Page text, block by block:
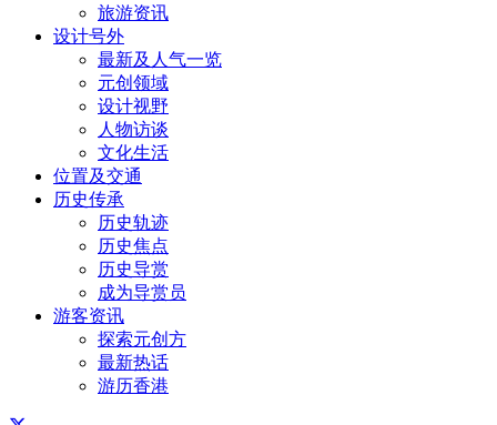
旅游资讯
设计号外
最新及人气一览
元创领域
设计视野
人物访谈
文化生活
位置及交通
历史传承
历史轨迹
历史焦点
历史导赏
成为导赏员
游客资讯
探索元创方
最新热话
游历香港